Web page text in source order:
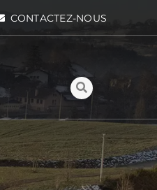
CONTACTEZ-NOUS